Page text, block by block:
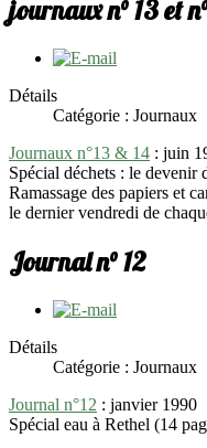
journaux n° 13 et
Détails
Catégorie : Journaux
Journaux n°13 & 14 : juin
Spécial déchets : le devenir
Ramassage des papiers et
le dernier vendredi de
Journal n° 12
Détails
Catégorie : Journaux
Journal n°12 : janvier 1990
Spécial eau à Rethel (14